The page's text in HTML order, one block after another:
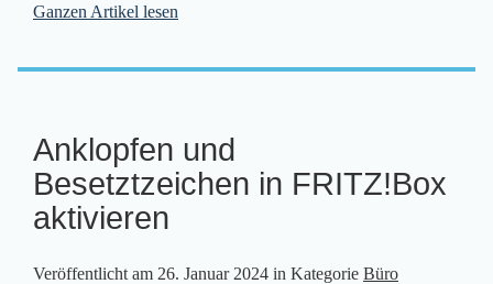
Ganzen Artikel lesen
Anklopfen und
Besetztzeichen in FRITZ!Box
aktivieren
Veröffentlicht am 26. Januar 2024 in Kategorie Büro